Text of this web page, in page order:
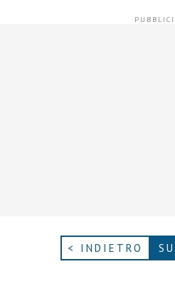
< INDIETRO